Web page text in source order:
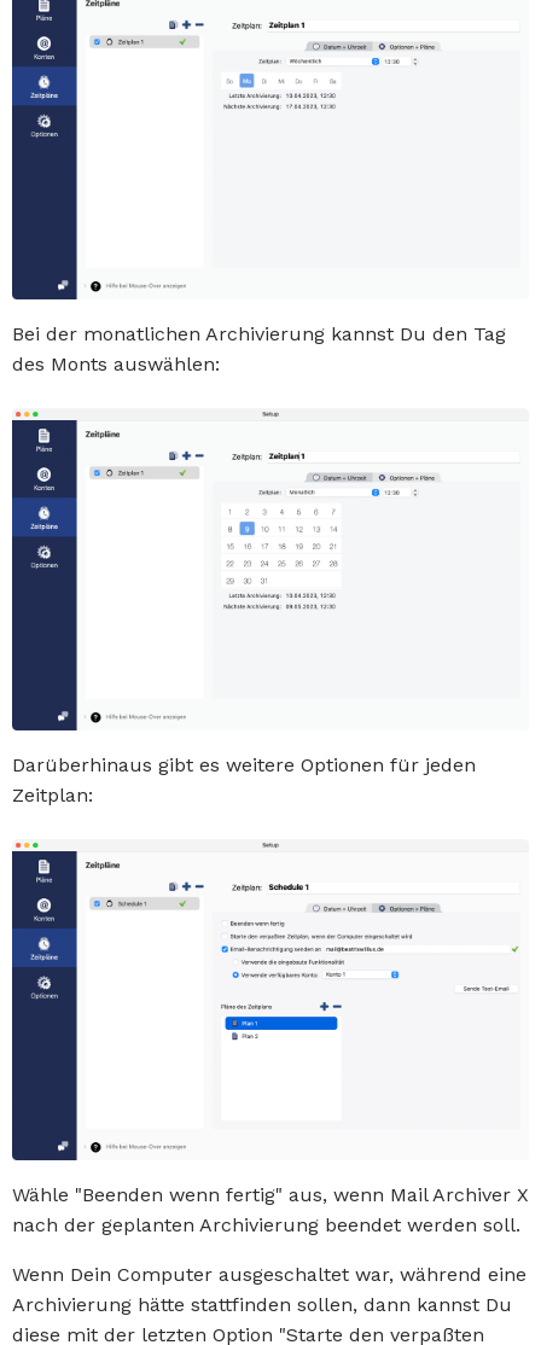
Bei der monatlichen Archivierung kannst Du den Tag
des Monts auswählen:
Darüberhinaus gibt es weitere Optionen für jeden
Zeitplan:
Wähle "Beenden wenn fertig" aus, wenn Mail Archiver X
nach der geplanten Archivierung beendet werden soll.
Wenn Dein Computer ausgeschaltet war, während eine
Archivierung hätte stattfinden sollen, dann kannst Du
diese mit der letzten Option "Starte den verpaßten